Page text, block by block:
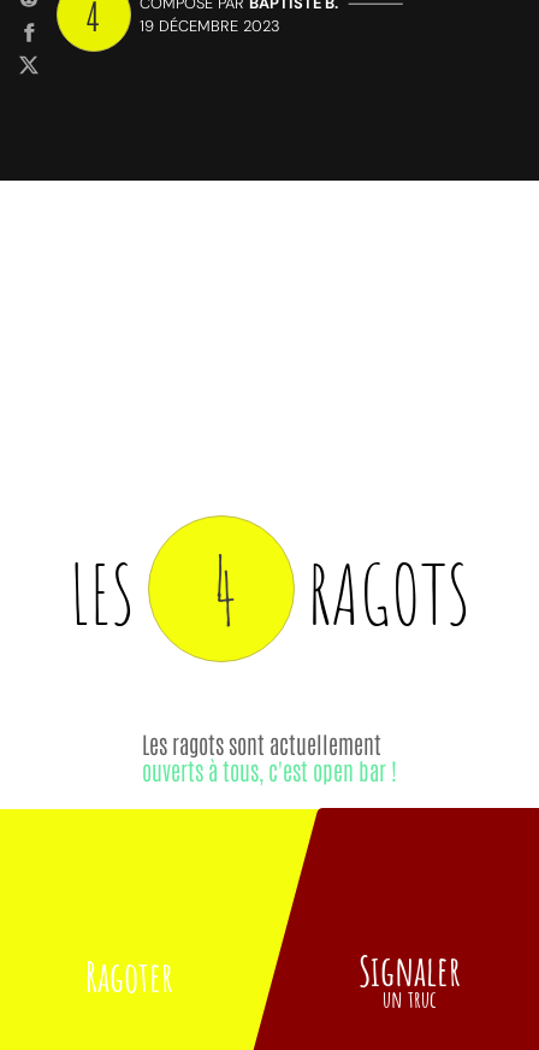
4
19 DÉCEMBRE 2023
LES 4 RAGOTS
Ragoter
Les ragots sont actuellement
ouverts à tous, c'est open bar !
Signaler
un truc